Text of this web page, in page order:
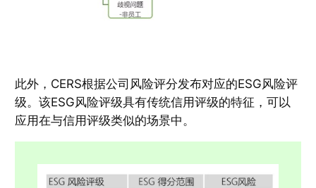
此外，CERS根据公司风险评分发布对应的ESG风险评
级。该ESG风险评级具有传统信用评级的特征，可以
应用在与信用评级类似的场景中。